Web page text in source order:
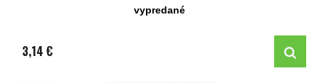
vypredané
3,14 €